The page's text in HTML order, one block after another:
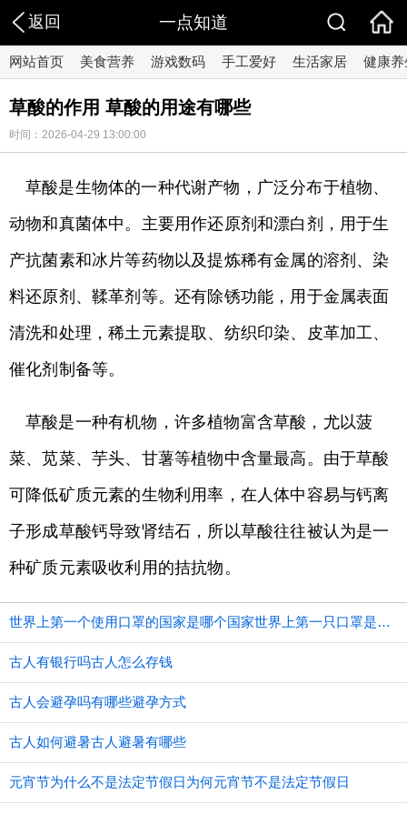
返回 一点知道
网站首页 美食营养 游戏数码 手工爱好 生活家居 健康养
草酸的作用 草酸的用途有哪些
时间：2026-04-29 13:00:00
草酸是生物体的一种代谢产物，广泛分布于植物、
动物和真菌体中。主要用作还原剂和漂白剂，用于生
产抗菌素和冰片等药物以及提炼稀有金属的溶剂、染
料还原剂、鞣革剂等。还有除锈功能，用于金属表面
清洗和处理，稀土元素提取、纺织印染、皮革加工、
催化剂制备等。
草酸是一种有机物，许多植物富含草酸，尤以菠
菜、苋菜、芋头、甘薯等植物中含量最高。由于草酸
可降低矿质元素的生物利用率，在人体中容易与钙离
子形成草酸钙导致肾结石，所以草酸往往被认为是一
种矿质元素吸收利用的拮抗物。
世界上第一个使用口罩的国家是哪个国家世界上第一只口罩是谁发明的
古人有银行吗古人怎么存钱
古人会避孕吗有哪些避孕方式
古人如何避暑古人避暑有哪些
元宵节为什么不是法定节假日为何元宵节不是法定节假日